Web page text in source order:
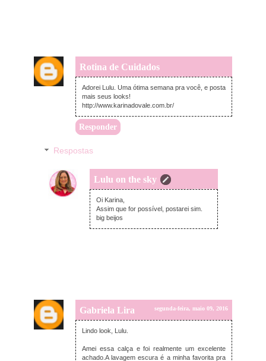
Rotina de Cuidados
segunda-feira, maio 09, 2016
Adorei Lulu. Uma ótima semana pra você, e posta
mais seus looks!
http://www.karinadovale.com.br/
Responder
Respostas
Lulu on the sky
terça-feira, maio 10, 2016
Oi Karina,
Assim que for possível, postarei sim.
big beijos
Gabriela Lira segunda-feira, maio 09, 2016
Lindo look, Lulu.
Amei essa calça e foi realmente um excelente
achado.A lavagem escura é a minha favorita pra